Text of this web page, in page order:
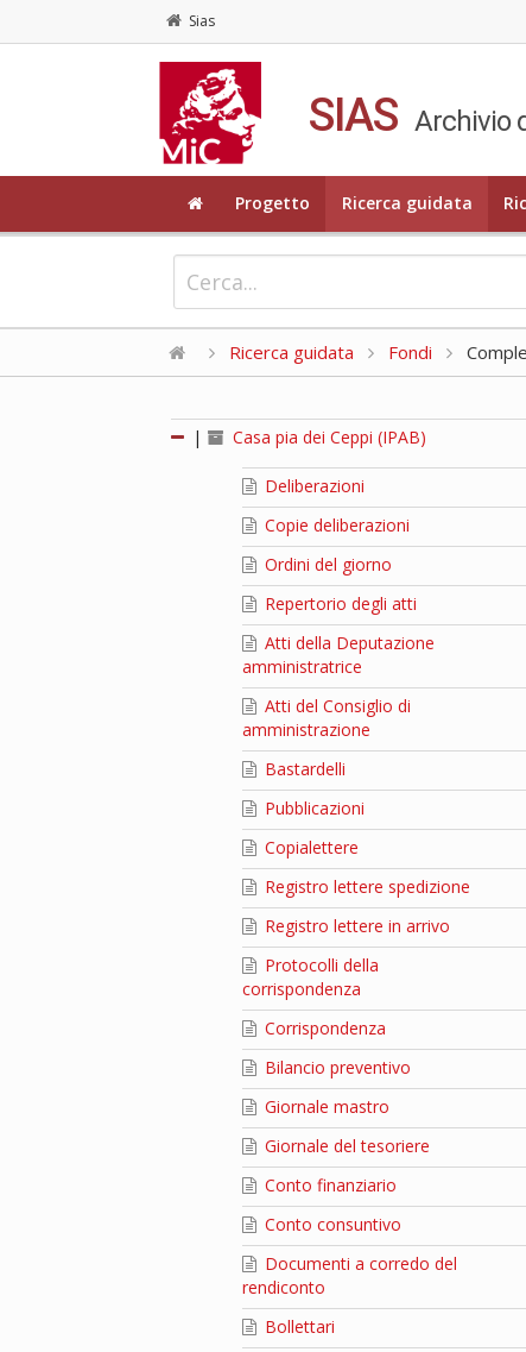
Sias
SIAS Archivio
Progetto Ricerca guidata
Ricerca guidata Fondi
| Casa pia dei Ceppi (IPAB)
Deliberazioni
Copie deliberazioni
Ordini del giorno
Repertorio degli atti
Atti della Deputazione
amministratrice
Atti del Consiglio di
amministrazione
Bastardelli
Pubblicazioni
Copialettere
Registro lettere spedizione
Registro lettere in arrivo
Protocolli della
corrispondenza
Corrispondenza
Bilancio preventivo
Giornale mastro
Giornale del tesoriere
Conto finanziario
Conto consuntivo
Documenti a corredo del
rendiconto
Bollettari